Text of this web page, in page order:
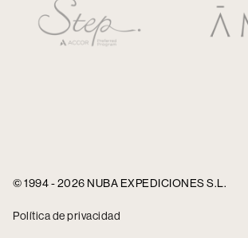
© 1994 - 2026 NUBA EXPEDICIONES S.L.
Política de privacidad